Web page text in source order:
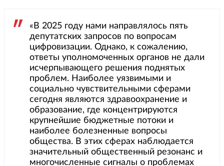
«В 2025 году нами направлялось пять
депутатских запросов по вопросам
цифровизации. Однако, к сожалению,
ответы уполномоченных органов не дали
исчерпывающего решения поднятых
проблем. Наиболее уязвимыми и
социально чувствительными сферами
сегодня являются здравоохранение и
образование, где концентрируются
крупнейшие бюджетные потоки и
наиболее болезненные вопросы
общества. В этих сферах наблюдается
значительный общественный резонанс и
многочисленные сигналы о проблемах